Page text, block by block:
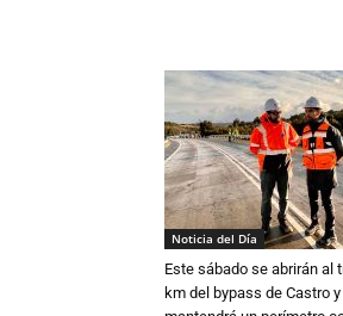
Noticia del Día
Este sábado se abrirán al
km del bypass de Castro